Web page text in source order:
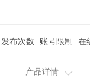
发布次数 账号限制 在
产品详情